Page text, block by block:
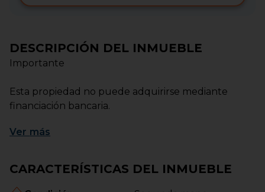
DESCRIPCIÓN DEL INMUEBLE
Importante
Esta propiedad no puede adquirirse mediante
financiación bancaria.
¿Quieres saber por qué o conocer las alternativas
explicaremos personalmente todos los detalles para
que puedas valorar la operación con total
Ver más
CARACTERÍSTICAS DEL INMUEBLE